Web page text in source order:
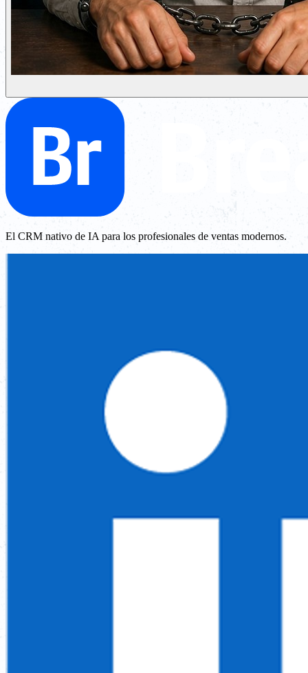
El CRM nativo de IA para los profesionales de ventas modernos.